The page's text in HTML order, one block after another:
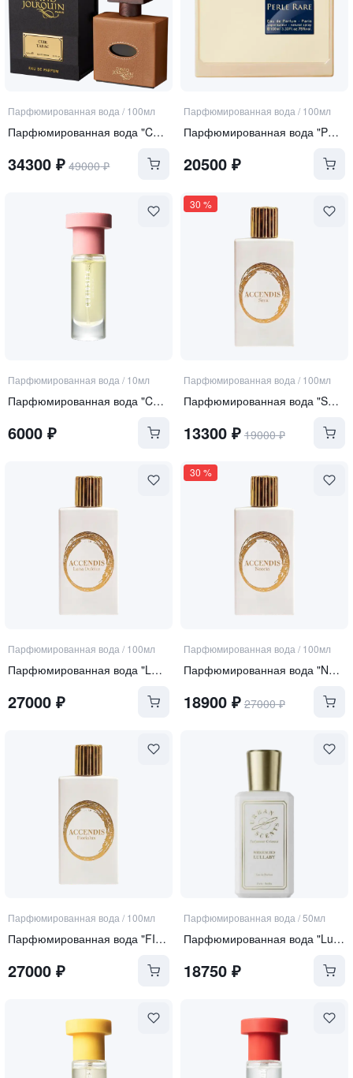
Парфюмированная вода / 100мл
Парфюмированная вода "Cuir Tabac"
34300 ₽ 49000₽
Парфюмированная вода / 100мл
Парфюмированная вода "Perle Rare"
20500₽
Парфюмированная вода / 10мл
Парфюмированная вода "Curiosity"
6000 ₽
30 %
Парфюмированная вода / 100мл
Парфюмированная вода "SERA"
13300₽ 19000₽
Парфюмированная вода / 100мл
Парфюмированная вода "LUNA DULCIUS"
27000 ₽
30 %
Парфюмированная вода / 100мл
Парфюмированная вода "NOORIA"
18900₽ 27000₽
Парфюмированная вода / 100мл
Парфюмированная вода "FIORIALUX"
27000 ₽
Парфюмированная вода /50мл
Парфюмированная вода "Lullaby"
18750₽